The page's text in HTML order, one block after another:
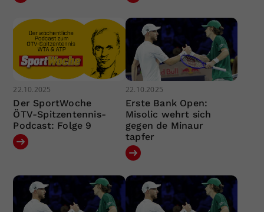
22.10.2025
Der SportWoche
ÖTV-Spitzentennis-
Podcast: Folge 9
22.10.2025
Erste Bank Open:
Misolic wehrt sich
gegen de Minaur
tapfer